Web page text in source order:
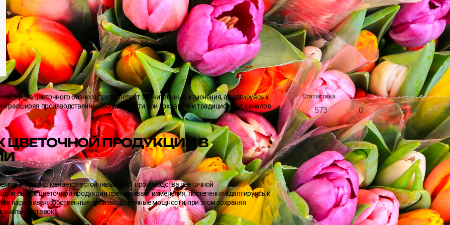
Другие услуги
сфера цветочного бизнеса претерпевает значительные изменения, адаптируясь к
расширяя производственные возможности при сохранении традиционных каналов
ЦВЕТОЧНОЙ ПРОДУКЦИИ В
в России отмечается устойчивый рост производства цветочной
рынок цветочной продукции претерпевает изменения, постепенно адаптируясь к
и наращивая собственные производственные мощности, при этом сохраняя
поставок.
Статистика
573 0